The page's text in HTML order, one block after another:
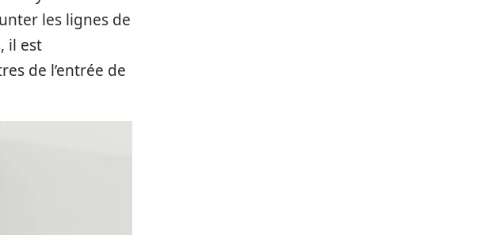
les lignes de
il est
de l’entrée de